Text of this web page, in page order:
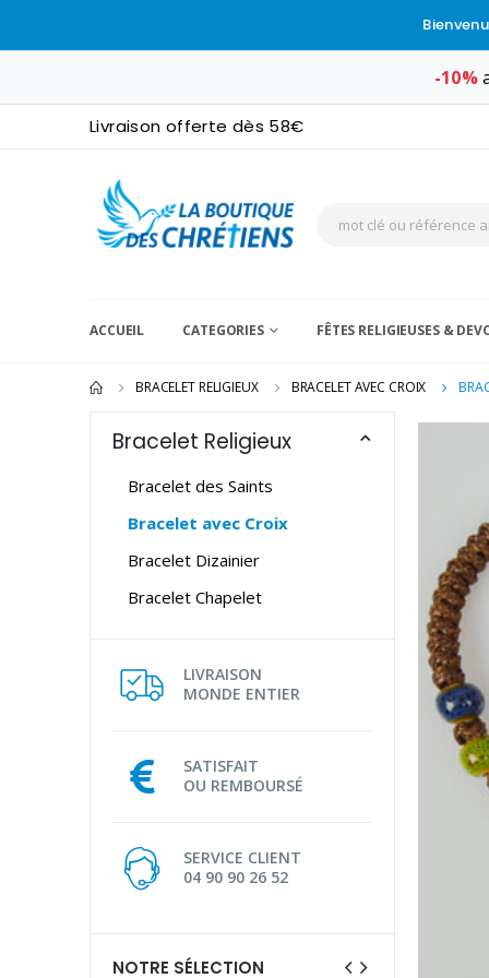
-10%
Livraison offerte dès 58€
ACCUEIL CATEGORIES FÊTES RELIGIEUSES &
BRACELET RELIGIEUX BRACELET AVEC CROIX
Bracelet Religieux
Bracelet des Saints
Bracelet avec Croix
Bracelet Dizainier
Bracelet Chapelet
LIVRAISON
MONDE ENTIER
SATISFAIT
OU REMBOURSÉ
SERVICE CLIENT
04 90 90 26 52
NOTRE SÉLECTION